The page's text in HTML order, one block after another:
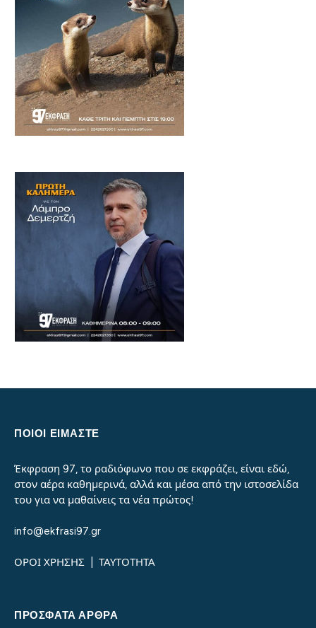
ΠΟΙΟΙ ΕΙΜΑΣΤΕ
Έκφραση 97, το ραδιόφωνο που σε εκφράζει, είναι εδώ,
στον αέρα καθημερινά, αλλά και μέσα από την ιστοσελίδα
του για να μαθαίνεις τα νέα πρώτος!
info@ekfrasi97.gr
ΟΡΟΙ ΧΡΗΣΗΣ ΤΑΥΤΟΤΗΤΑ
ΠΡΌΣΦΑΤΑ ΆΡΘΡΑ